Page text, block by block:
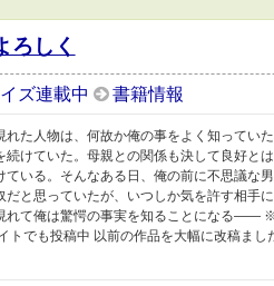
しく
ズ連載中 書籍情報
れた人物は、何故か俺の事をよく知ってい
続けていた。母親との関係も決して良好と
ている。そんなある日、俺の前に不思議な
だと思っていたが、いつしか気を許す相手
れて俺は驚愕の事実を知ることになる――
でも投稿中 以前の作品を大幅に改稿まし